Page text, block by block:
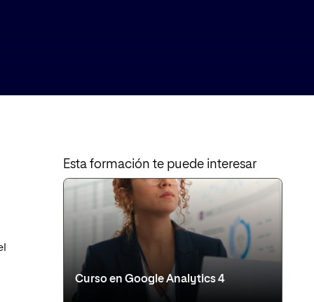
Esta formación te puede interesar
Curso en Google Analytics 4